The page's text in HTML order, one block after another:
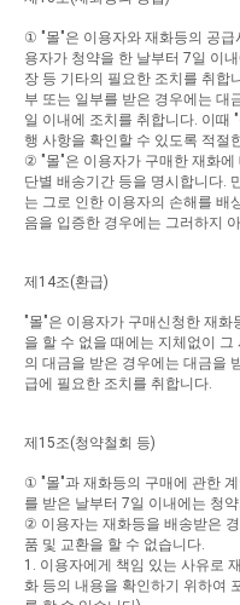
① "몰"은 이용자와 재화등의 공급
용자가 청약을 한 날부터 7일 이
장 등 기타의 필요한 조치를 취합
부 또는 일부를 받은 경우에는 대
일 이내에 조치를 취합니다 이때 "
행 사항을 확인할 수 있도록 적절
② "몰"은 이용자가 구매한 재화에
단별 배송기간 등을 명시합니다
는 그로 인한 이용자의 손해를 배
음을 입증한 경우에는 그러하지
제14조(환급)
"몰"은 이용자가 구매신청한 재화
을 할 수 없을 때에는 지체없이 그
의 대금을 받은 경우에는 대금을
급에 필요한 조치를 취합니다
제15조(청약철회 등)
① "몰"과 재화등의 구매에 관한
를 받은 날부터 7일 이내에는 청
② 이용자는 재화등을 배송받은
품 및 교환을 할 수 없습니다
1. 이용자에게 책임 있는 사유로
화 등의 내용을 확인하기 위하여